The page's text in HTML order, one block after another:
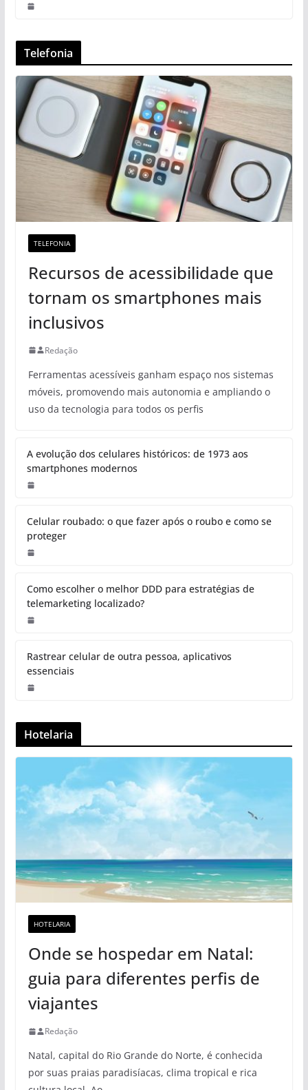
Telefonia
TELEFONIA
Recursos de acessibilidade que
tornam os smartphones mais
inclusivos
Redação
Ferramentas acessíveis ganham espaço nos sistemas
móveis, promovendo mais autonomia e ampliando o
uso da tecnologia para todos os perfis
A evolução dos celulares históricos: de 1973 aos
smartphones modernos
Celular roubado: o que fazer após o roubo e como se
proteger
Como escolher o melhor DDD para estratégias de
telemarketing localizado?
Rastrear celular de outra pessoa, aplicativos
essenciais
Hotelaria
HOTELARIA
Onde se hospedar em Natal:
guia para diferentes perfis de
viajantes
Redação
Natal, capital do Rio Grande do Norte, é conhecida
por suas praias paradisíacas, clima tropical e rica